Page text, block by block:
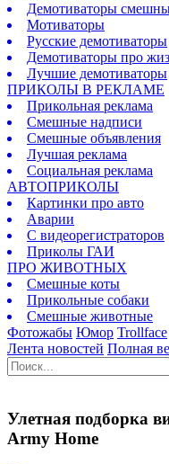
Демотиваторы
Мотиваторы
Русские демотиваторы
Демотиваторы про
Лучшие демотиваторы
ПРИКОЛЫ В РЕКЛАМЕ
Прикольная реклама
Смешные надписи
Смешные объявления
Лучшая реклама
Социальная реклама
АВТОПРИКОЛЫ
Картинки про авто
Аварии
С видеорегистраторов
Приколы ГАИ
ПРО ЖИВОТНЫХ
Смешные коты
Прикольные собаки
Смешные животные
Фотожабы Юмор Trollface
Лента новостей Полная
Улетная подборка
Army Home